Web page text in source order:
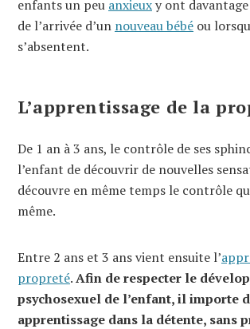
enfants un peu anxieuxy ont
de l’arrivée d’un nouveau bébé ou
s’absentent.
L’apprentissage de la
De 1 an à 3 ans, le contrôle de ses
l’enfant de découvrir de nouvelles
découvre en même temps le contrôle
même.
Entre 2 ans et 3 ans vient ensuite l’
propreté.Afin de respecter le
psychosexuel de l’enfant, il importe
apprentissage dans la détente, sans